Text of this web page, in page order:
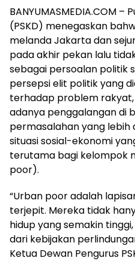
BANYUMASMEDIA.COM –
(PSKD) menegaskan
melanda Jakarta dan
pada akhir pekan lalu
sebagai persoalan politik
persepsi elit politik yang
terhadap problem
adanya penggalangan di
permasalahan yang
situasi sosial-ekonomi
terutama bagi kelompok
poor).
“Urban poor adalah
terjepit. Mereka tidak
hidup yang semakin
dari kebijakan
Ketua Dewan Pengurus